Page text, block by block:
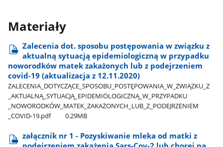
Materiały
Zalecenia dot. sposobu postępowania w związku z
aktualną sytuacją epidemiologiczną w przypadku
noworodków matek zakażonych lub z podejrzeniem
covid-19 (aktualizacja z 12.11.2020)
ZALECENIA​_DOTYCZĄCE​_SPOSOBU​_POSTĘPOWANIA​_W​_ZWIĄZKU​_Z​
_AKTUALNĄ​_SYTUACJĄ​_EPIDEMIOLOGICZNĄ​_W​_PRZYPADKU​
_NOWORODKÓW​_MATEK​_ZAKAŻONYCH​_LUB​_Z​_PODEJRZENIEM​
_COVID-19.pdf
0.29MB
załącznik nr 1 - Pozyskiwanie mleka od matki z